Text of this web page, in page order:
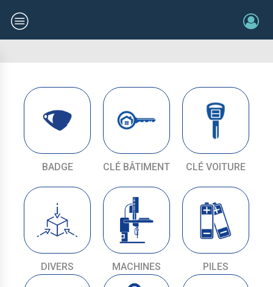
BADGE CLÉ BÂTIMENT CLÉ VOITURE
DIVERS MACHINES PILES